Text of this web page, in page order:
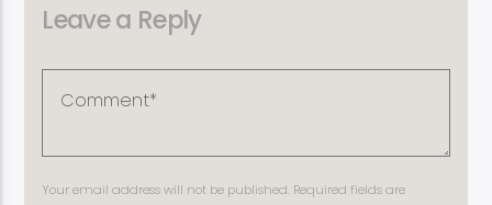
Leave a Reply
Your email address will not be published. Required fields are